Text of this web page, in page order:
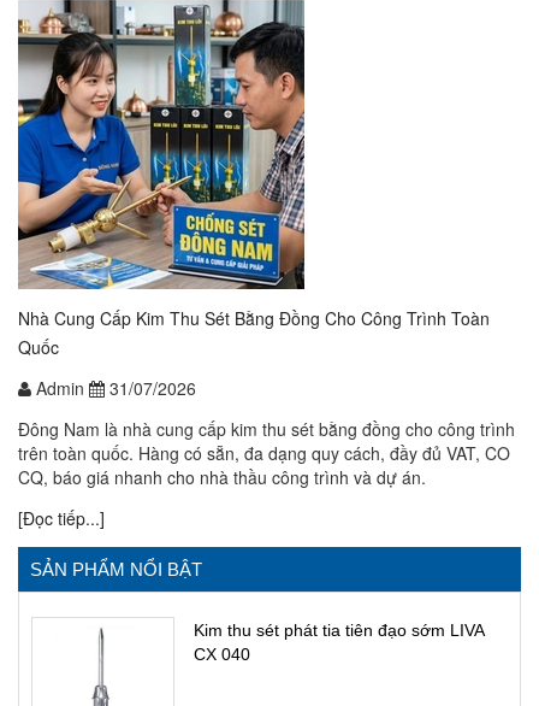
Nhà Cung Cấp Kim Thu Sét Bằng Đồng Cho Công Trình Toàn
Quốc
Admin
31/07/2026
Đông Nam là nhà cung cấp kim thu sét bằng đồng cho công trình
trên toàn quốc. Hàng có sẵn, đa dạng quy cách, đầy đủ VAT, CO
CQ, báo giá nhanh cho nhà thầu công trình và dự án.
[Đọc tiếp...]
SẢN PHẨM NỔI BẬT
Kim thu sét phát tia tiên đạo sớm LIVA
CX 040